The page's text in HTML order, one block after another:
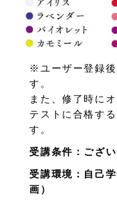
※ユーザー登録後
す。
また、修了時に
テストに合格す
す。
受講条件：ござ
受講環境：自己
画）